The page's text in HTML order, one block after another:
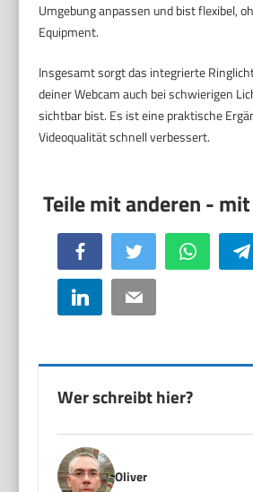
Umgebung anpassen und bist flexibel,
Equipment.
Insgesamt sorgt das integrierte
deiner Webcam auch bei schwierigen
sichtbar bist. Es ist eine praktische
Videoqualität schnell verbessert.
Facebook Twitter WhatsApp
LinkedIn Email
Wer schreibt hier?
Oliver